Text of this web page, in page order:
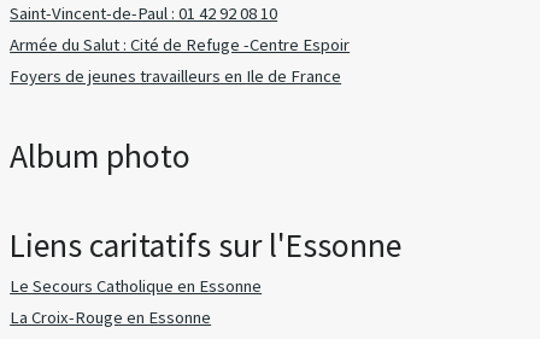
Saint-Vincent-de-Paul : 01 42 92 08 10
Armée du Salut : Cité de Refuge -Centre Espoir
Foyers de jeunes travailleurs en Ile de France
Album photo
Liens caritatifs sur l'Essonne
Le Secours Catholique en Essonne
La Croix-Rouge en Essonne